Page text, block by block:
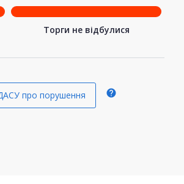
Торги не відбулися
про порушення help